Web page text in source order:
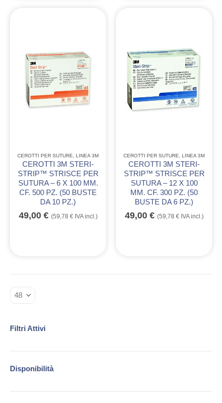
CEROTTI PER SUTURE, LINEA 3M
CEROTTI 3M STERI-
STRIP™ STRISCE PER
SUTURA – 6 X 100 MM.
CF. 500 PZ. (50 BUSTE
DA 10 PZ.)
49,00 € (59,78 €IVA incl.)
CEROTTI PER SUTURE, LINEA 3M
CEROTTI 3M STERI-
STRIP™ STRISCE PER
SUTURA – 12 X 100
MM. CF. 300 PZ. (50
BUSTE DA 6 PZ.)
49,00 € (59,78 €IVA incl.)
Filtri Attivi
Disponibilità